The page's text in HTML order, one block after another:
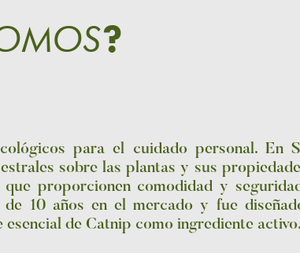
?
para el cuidado personal. En
sobre las plantas y sus
proporcionen comodidad y
10 años en el mercado y fue
de Catnip como ingrediente activo.